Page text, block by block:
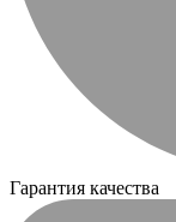
Гарантия качества